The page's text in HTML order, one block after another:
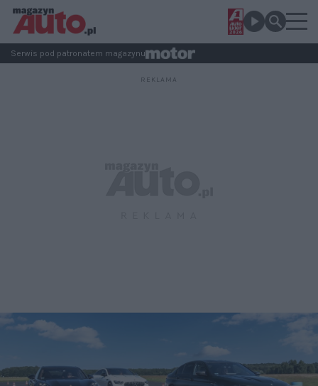
Serwis pod patronatem magazynu